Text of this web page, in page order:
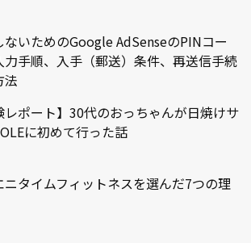
ないためのGoogle AdSenseのPINコー
力手順、入手（郵送）条件、再送信手続
法
レポート】30代のおっちゃんが日焼けサ
に初めて行った話
ニタイムフィットネスを選んだ7つの理